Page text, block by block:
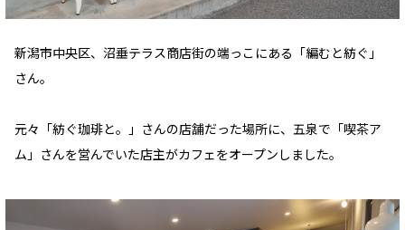
新潟市中央区、沼垂テラス商店街の端っこにある「編むと紡ぐ」
さん。
元々「紡ぐ珈琲と。」さんの店舗だった場所に、五泉で「喫茶ア
ム」さんを営んでいた店主がカフェをオープンしました。